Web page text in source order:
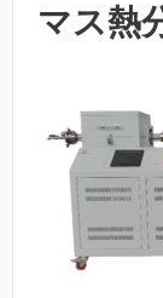
マス熱